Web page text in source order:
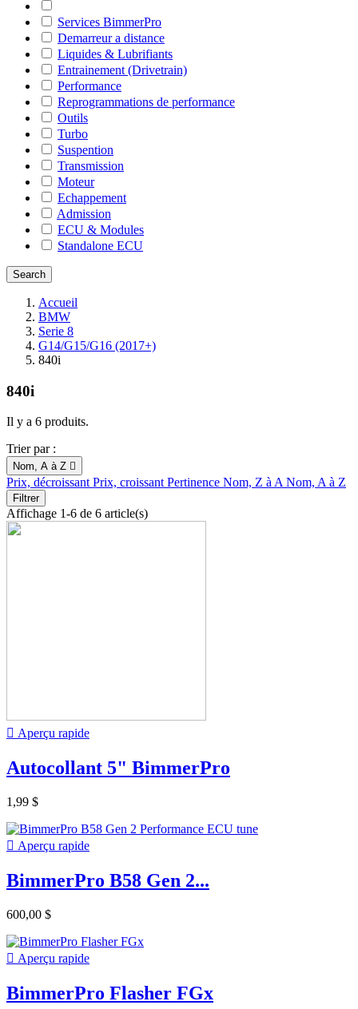
Services BimmerPro
Demarreur a distance
Liquides & Lubrifiants
Entrainement (Drivetrain)
Performance
Reprogrammations de performance
Outils
Turbo
Suspention
Transmission
Moteur
Echappement
Admission
ECU & Modules
Standalone ECU
Accueil
BMW
Serie 8
G14/G15/G16 (2017+)
840i
840i
Il y a 6 produits.
Trier par :
Nom, A à Z 
Prix, décroissantPrix, croissantPertinence Nom, Z à ANom, A à Z
Filtrer
Affichage 1-6 de 6 article(s)
 Aperçu rapide
Autocollant 5" BimmerPro
1,99 $
 Aperçu rapide
BimmerPro B58 Gen 2...
600,00 $
 Aperçu rapide
BimmerPro Flasher FGx